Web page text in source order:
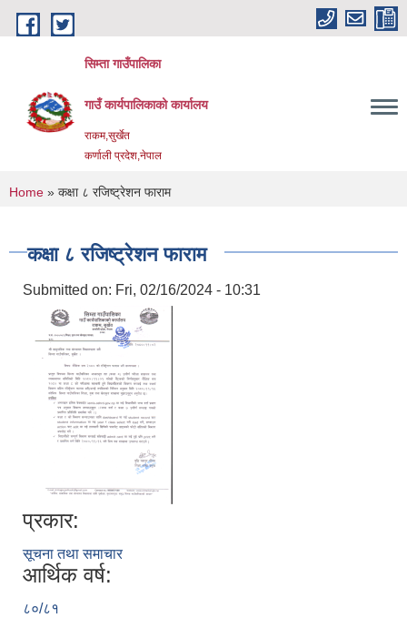
Skip to main content
सिम्ता गाउँपालिका
गाउँ कार्यपालिकाको कार्यालय
राकम,सुर्खेत
कर्णाली प्रदेश,नेपाल
You are here
Home » कक्षा ८ रजिष्ट्रेशन फाराम
कक्षा ८ रजिष्ट्रेशन फाराम
Submitted on: Fri, 02/16/2024 - 10:31
प्रकार:
सूचना तथा समाचार
आर्थिक वर्ष:
८०/८१